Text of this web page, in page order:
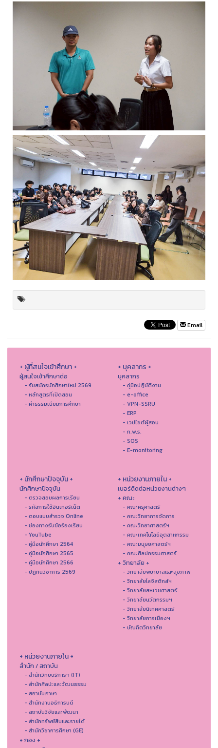
Email
+ ผู้ที่สนใจเข้าศึกษา +
ผู้สนใจเข้าศึกษาต่อ
- รับสมัครนักศึกษาใหม่ 2569
- หลักสูตรที่เปิดสอน
- ค่าธรรมเนียมการศึกษา
+ บุคลากร +
บุคลากร
- คู่มือปฏิบัติงาน
- e-office
- VPN-SSRU
- ERP
- เวปไซต์ผู้สอน
- ก.พ.ร.
- SOS
- E-monitoring
+ นักศึกษาปัจจุบัน +
นักศึกษาปัจจุบัน
- ตรวจสอบผลการเรียน
- รหัสการใช้อินเทอร์เน็ต
- ตอบแบบสำรวจ Online
- ช่องทางรับข้อร้องเรียน
- YouTube
- คู่มือนักศึกษา 2564
- คู่มือนักศึกษา 2565
- คู่มือนักศึกษา 2566
- ปฏิทินวิชาการ 2569
+ หน่วยงานภายใน +
เบอร์ติดต่อหน่วยงานต่างๆ
+ คณะ
- คณะครุศาสตร์
- คณะวิทยาการจัดการ
- คณะวิทยาศาสตร์ฯ
- คณะเทคโนโลยีอุตสาหกรรม
- คณะมนุษยศาสตร์ฯ
- คณะศิลปกรรมศาสตร์
+ วิทยาลัย +
- วิทยาลัยพยาบาลและสุขภาพ
- วิทยาลัยโลจิสติกส์ฯ
- วิทยาลัยสหเวชศาสตร์
- วิทยาลัยนวัตกรรมฯ
- วิทยาลัยนิเทศศาสตร์
- วิทยาลัยการเมืองฯ
- บัณฑิตวิทยาลัย
+ หน่วยงานภายใน +
สำนัก / สถาบัน
- สำนักวิทยบริการฯ (IT)
- สํานักศิลปะและวัฒนธรรม
- สถาบันภาษา
- สำนักงานอธิการบดี
- สถาบันวิจัยและพัฒนา
- สำนักทรัพย์สินและรายได้
- สำนักวิชาการศึกษา (GE)
+ กอง +